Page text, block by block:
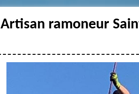
Artisan ramoneur